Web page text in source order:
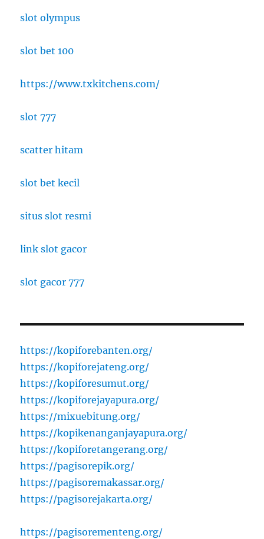
slot olympus
slot bet 100
https://www.txkitchens.com/
slot 777
scatter hitam
slot bet kecil
situs slot resmi
link slot gacor
slot gacor 777
https://kopiforebanten.org/
https://kopiforejateng.org/
https://kopiforesumut.org/
https://kopiforejayapura.org/
https://mixuebitung.org/
https://kopikenanganjayapura.org/
https://kopiforetangerang.org/
https://pagisorepik.org/
https://pagisoremakassar.org/
https://pagisorejakarta.org/
https://pagisorementeng.org/